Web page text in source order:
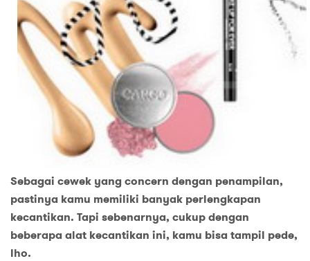
Sebagai cewek yang concern dengan penampilan,
pastinya kamu memiliki banyak perlengkapan
kecantikan. Tapi sebenarnya, cukup dengan
beberapa alat kecantikan ini, kamu bisa tampil pede,
lho.